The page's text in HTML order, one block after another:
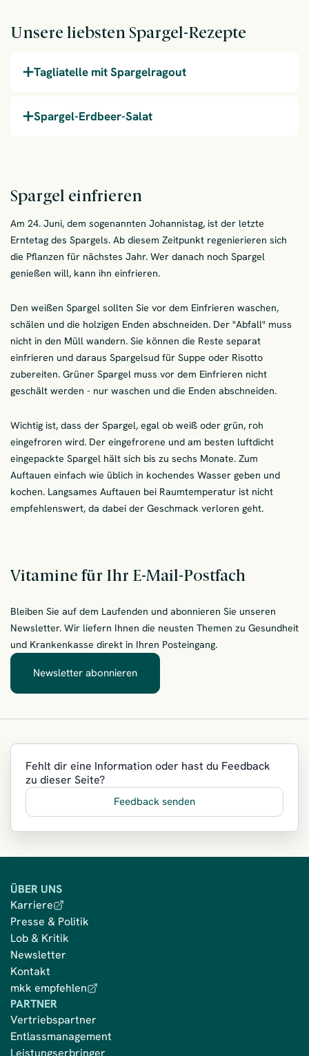
Unsere liebsten Spargel-Rezepte
Tagliatelle mit Spargelragout
Spargel-Erdbeer-Salat
Spargel einfrieren
Am 24. Juni, dem sogenannten Johannistag, ist der letzte
Erntetag des Spargels. Ab diesem Zeitpunkt regenierieren sich
die Pflanzen für nächstes Jahr. Wer danach noch Spargel
genießen will, kann ihn einfrieren.
Den weißen Spargel sollten Sie vor dem Einfrieren waschen,
schälen und die holzigen Enden abschneiden. Der "Abfall" muss
nicht in den Müll wandern. Sie können die Reste separat
einfrieren und daraus Spargelsud für Suppe oder Risotto
zubereiten. Grüner Spargel muss vor dem Einfrieren nicht
geschält werden - nur waschen und die Enden abschneiden.
Wichtig ist, dass der Spargel, egal ob weiß oder grün, roh
eingefroren wird. Der eingefrorene und am besten luftdicht
eingepackte Spargel hält sich bis zu sechs Monate. Zum
Auftauen einfach wie üblich in kochendes Wasser geben und
kochen. Langsames Auftauen bei Raumtemperatur ist nicht
empfehlenswert, da dabei der Geschmack verloren geht.
Vitamine für Ihr E-Mail-Postfach
Bleiben Sie auf dem Laufenden und abonnieren Sie unseren
Newsletter. Wir liefern Ihnen die neusten Themen zu Gesundheit
und Krankenkasse direkt in Ihren Posteingang.
Newsletter abonnieren
Fehlt dir eine Information oder hast du Feedback
zu dieser Seite?
Feedback senden
ÜBER UNS
Karriere
Presse & Politik
Lob & Kritik
Newsletter
Kontakt
mkk empfehlen
PARTNER
Vertriebspartner
Entlassmanagement
Leistungserbringer